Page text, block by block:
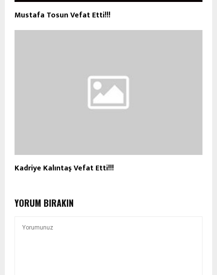
Mustafa Tosun Vefat Etti!!!
Kadriye Kalıntaş Vefat Etti!!!
YORUM BIRAKIN